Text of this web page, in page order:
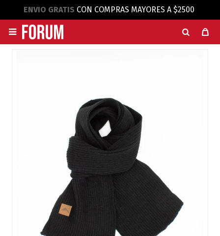
ENVIO GRATIS CON COMPRAS MAYORES A $2500
